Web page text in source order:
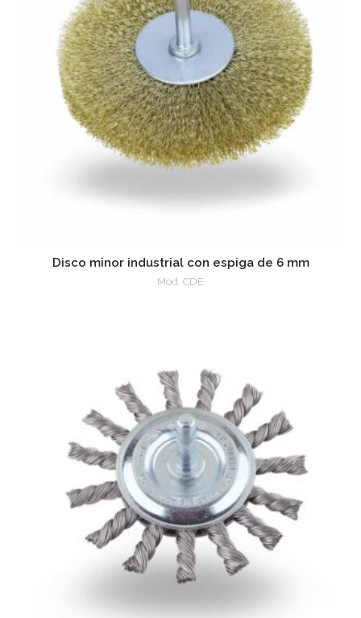
Disco minor industrial con espiga de 6 mm
Mod. CDE